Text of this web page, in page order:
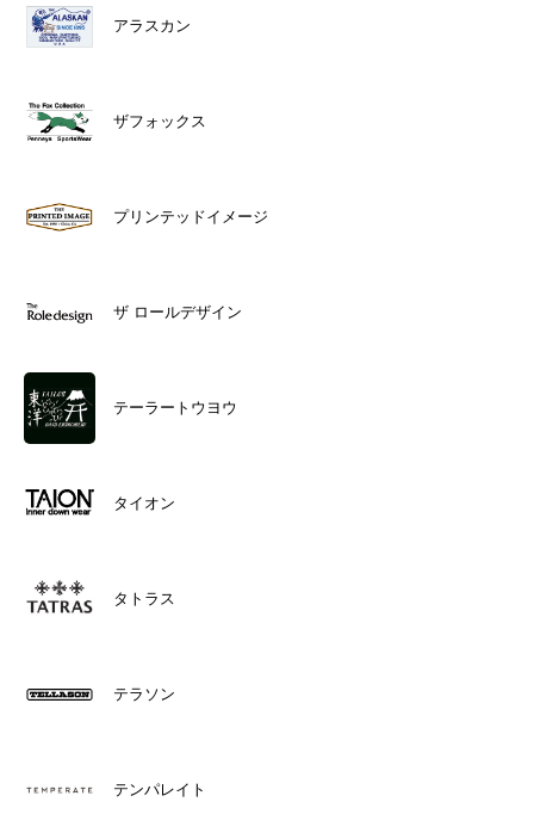
アラスカン
ザフォックス
プリンテッドイメージ
ザ ロールデザイン
テーラートウヨウ
タイオン
タトラス
テラソン
テンパレイト